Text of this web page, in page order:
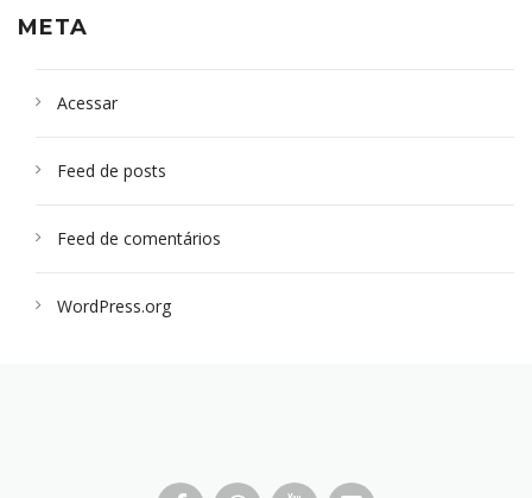
META
Acessar
Feed de posts
Feed de comentários
WordPress.org